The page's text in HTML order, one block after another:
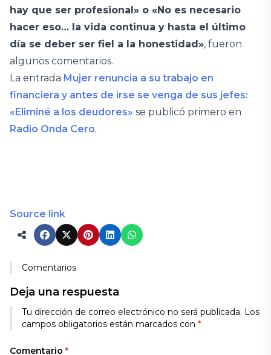
hay que ser profesional» o «No es necesario
hacer eso… la vida continua y hasta el último
día se deber ser fiel a la honestidad», fueron
algunos comentarios.
La entrada Mujer renuncia a su trabajo en
financiera y antes de irse se venga de sus jefes:
«Eliminé a los deudores» se publicó primero en
Radio Onda Cero.
Source link
Comentarios
Deja una respuesta
Tu dirección de correo electrónico no será publicada. Los
campos obligatorios están marcados con *
Comentario *